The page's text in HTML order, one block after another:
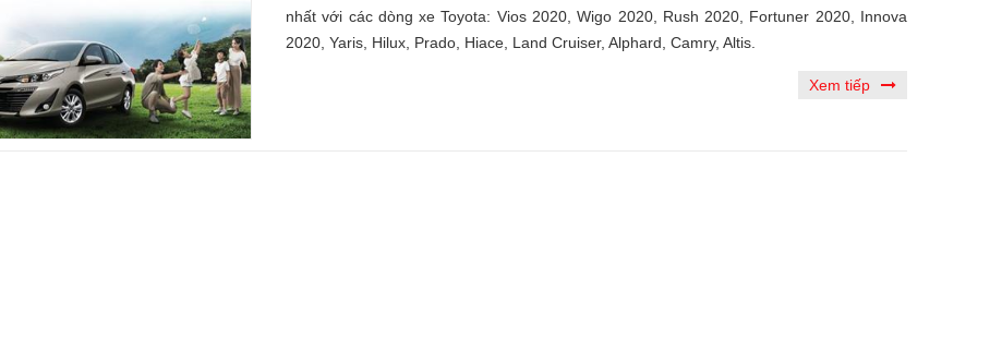
nhất với các dòng xe Toyota: Vios 2020, Wigo 2020, Rush 2020, Fortuner 2020, Innova
2020, Yaris, Hilux, Prado, Hiace, Land Cruiser, Alphard, Camry, Altis.
Xem tiếp